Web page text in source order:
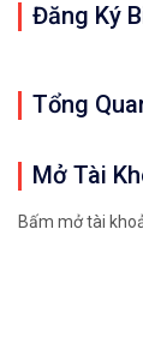
Đăng Ký
Tổng
Mở Tài
Bấm mở tài